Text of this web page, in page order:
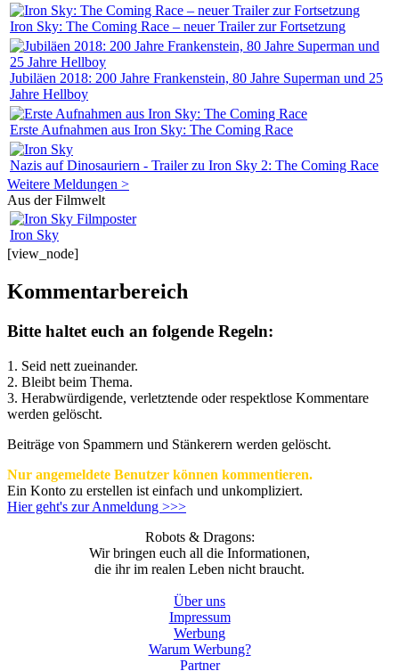
Iron Sky: The Coming Race – neuer Trailer zur Fortsetzung
Jubiläen 2018: 200 Jahre Frankenstein, 80 Jahre Superman und 25
Jahre Hellboy
Erste Aufnahmen aus Iron Sky: The Coming Race
Nazis auf Dinosauriern - Trailer zu Iron Sky 2: The Coming Race
Weitere Meldungen >
Aus der Filmwelt
Iron Sky
[view_node]
Kommentarbereich
Bitte haltet euch an folgende Regeln:
1. Seid nett zueinander.
2. Bleibt beim Thema.
3. Herabwürdigende, verletztende oder respektlose Kommentare
werden gelöscht.
Beiträge von Spammern und Stänkerern werden gelöscht.
Nur angemeldete Benutzer können kommentieren.
Ein Konto zu erstellen ist einfach und unkompliziert.
Hier geht's zur Anmeldung >>>
Robots & Dragons:
Wir bringen euch all die Informationen,
die ihr im realen Leben nicht braucht.
Über uns
Impressum
Werbung
Warum Werbung?
Partner